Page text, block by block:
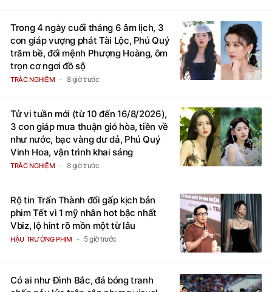
Trong 4 ngày cuối tháng 6 âm lịch, 3
con giáp vượng phát Tài Lộc, Phú Quý
trăm bề, đổi mệnh Phượng Hoàng, ôm
trọn cơ ngơi đồ sộ
TRẮC NGHIỆM 8 giờ trước
Tử vi tuần mới (từ 10 đến 16/8/2026),
3 con giáp mưa thuận gió hòa, tiền về
như nước, bạc vàng dư dả, Phú Quý
Vinh Hoa, vận trình khai sáng
TRẮC NGHIỆM 8 giờ trước
Rộ tin Trấn Thành đổi gấp kịch bản
phim Tết vì 1 mỹ nhân hot bậc nhất
Vbiz, lộ hint rõ mồn một từ lâu
HẬU TRƯỜNG PHIM 5 giờ trước
Có ai như Đình Bắc, đá bóng tranh